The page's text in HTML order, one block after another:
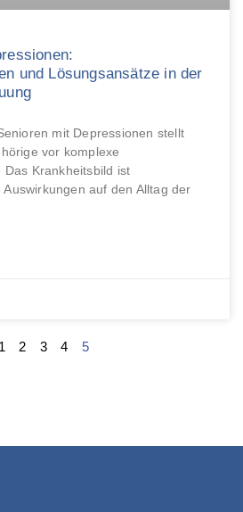
und Lösungsansätze in der
mit Depressionen stellt
vor komplexe
Krankheitsbild ist
auf den Alltag der
1 2 3 4 5